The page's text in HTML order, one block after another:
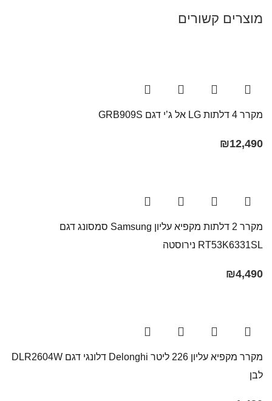
מוצרים קשורים
מקרר 4 דלתות LG אל ג’י דגם GRB909S
₪12,490
מקרר 2 דלתות מקפיא עליון Samsung סמסונג דגם
RT53K6331SL נירוסטה
₪4,490
מקרר ‏מקפיא עליון 226 ליטר Delonghi דלונגי דגם DLR2604W
לבן